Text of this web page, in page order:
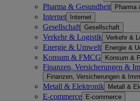
Pharma & Gesundheit Pharma
Internet Internet
Gesellschaft Gesellschaft
Verkehr & Logistik Verkehr &
Energie & Umwelt Energie &
Konsum & FMCG Konsum &
Finanzen, Versicherungen &
Finanzen, Versicherungen &
Metall & Elektronik Metall &
E-commerce E-commerce